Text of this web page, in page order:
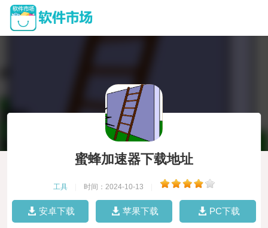
蜜蜂加速器下载地址
工具 时间：2024-10-13
安卓下载 苹果下载 PC下载